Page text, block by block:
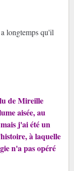
longtemps qu'il
de Mireille
aisée, au
j'ai été un
à laquelle
n'a pas opéré